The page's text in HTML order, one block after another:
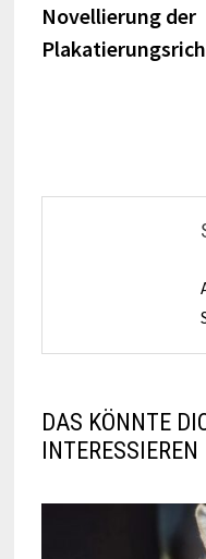
Novellierung der
DAS KÖNNTE
INTERESSIEREN